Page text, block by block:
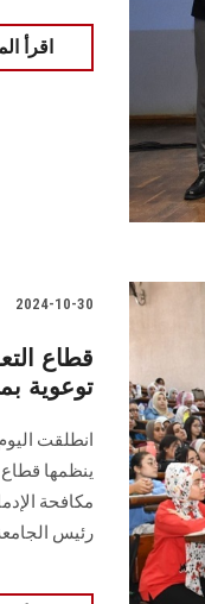
اقرأ
2024-10-30
قطاع
توعوية
انطلقت
ينظمها قطاع
مكافحة
رئيس